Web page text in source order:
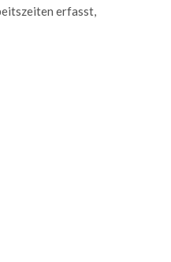
erfasst,